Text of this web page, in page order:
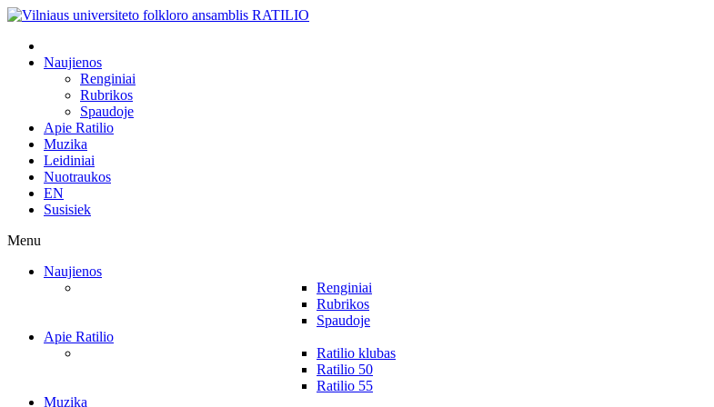
Naujienos
Renginiai
Rubrikos
Spaudoje
Apie Ratilio
Muzika
Leidiniai
Nuotraukos
EN
Susisiek
Menu
Naujienos
Renginiai
Rubrikos
Spaudoje
Apie Ratilio
Ratilio klubas
Ratilio 50
Ratilio 55
Muzika